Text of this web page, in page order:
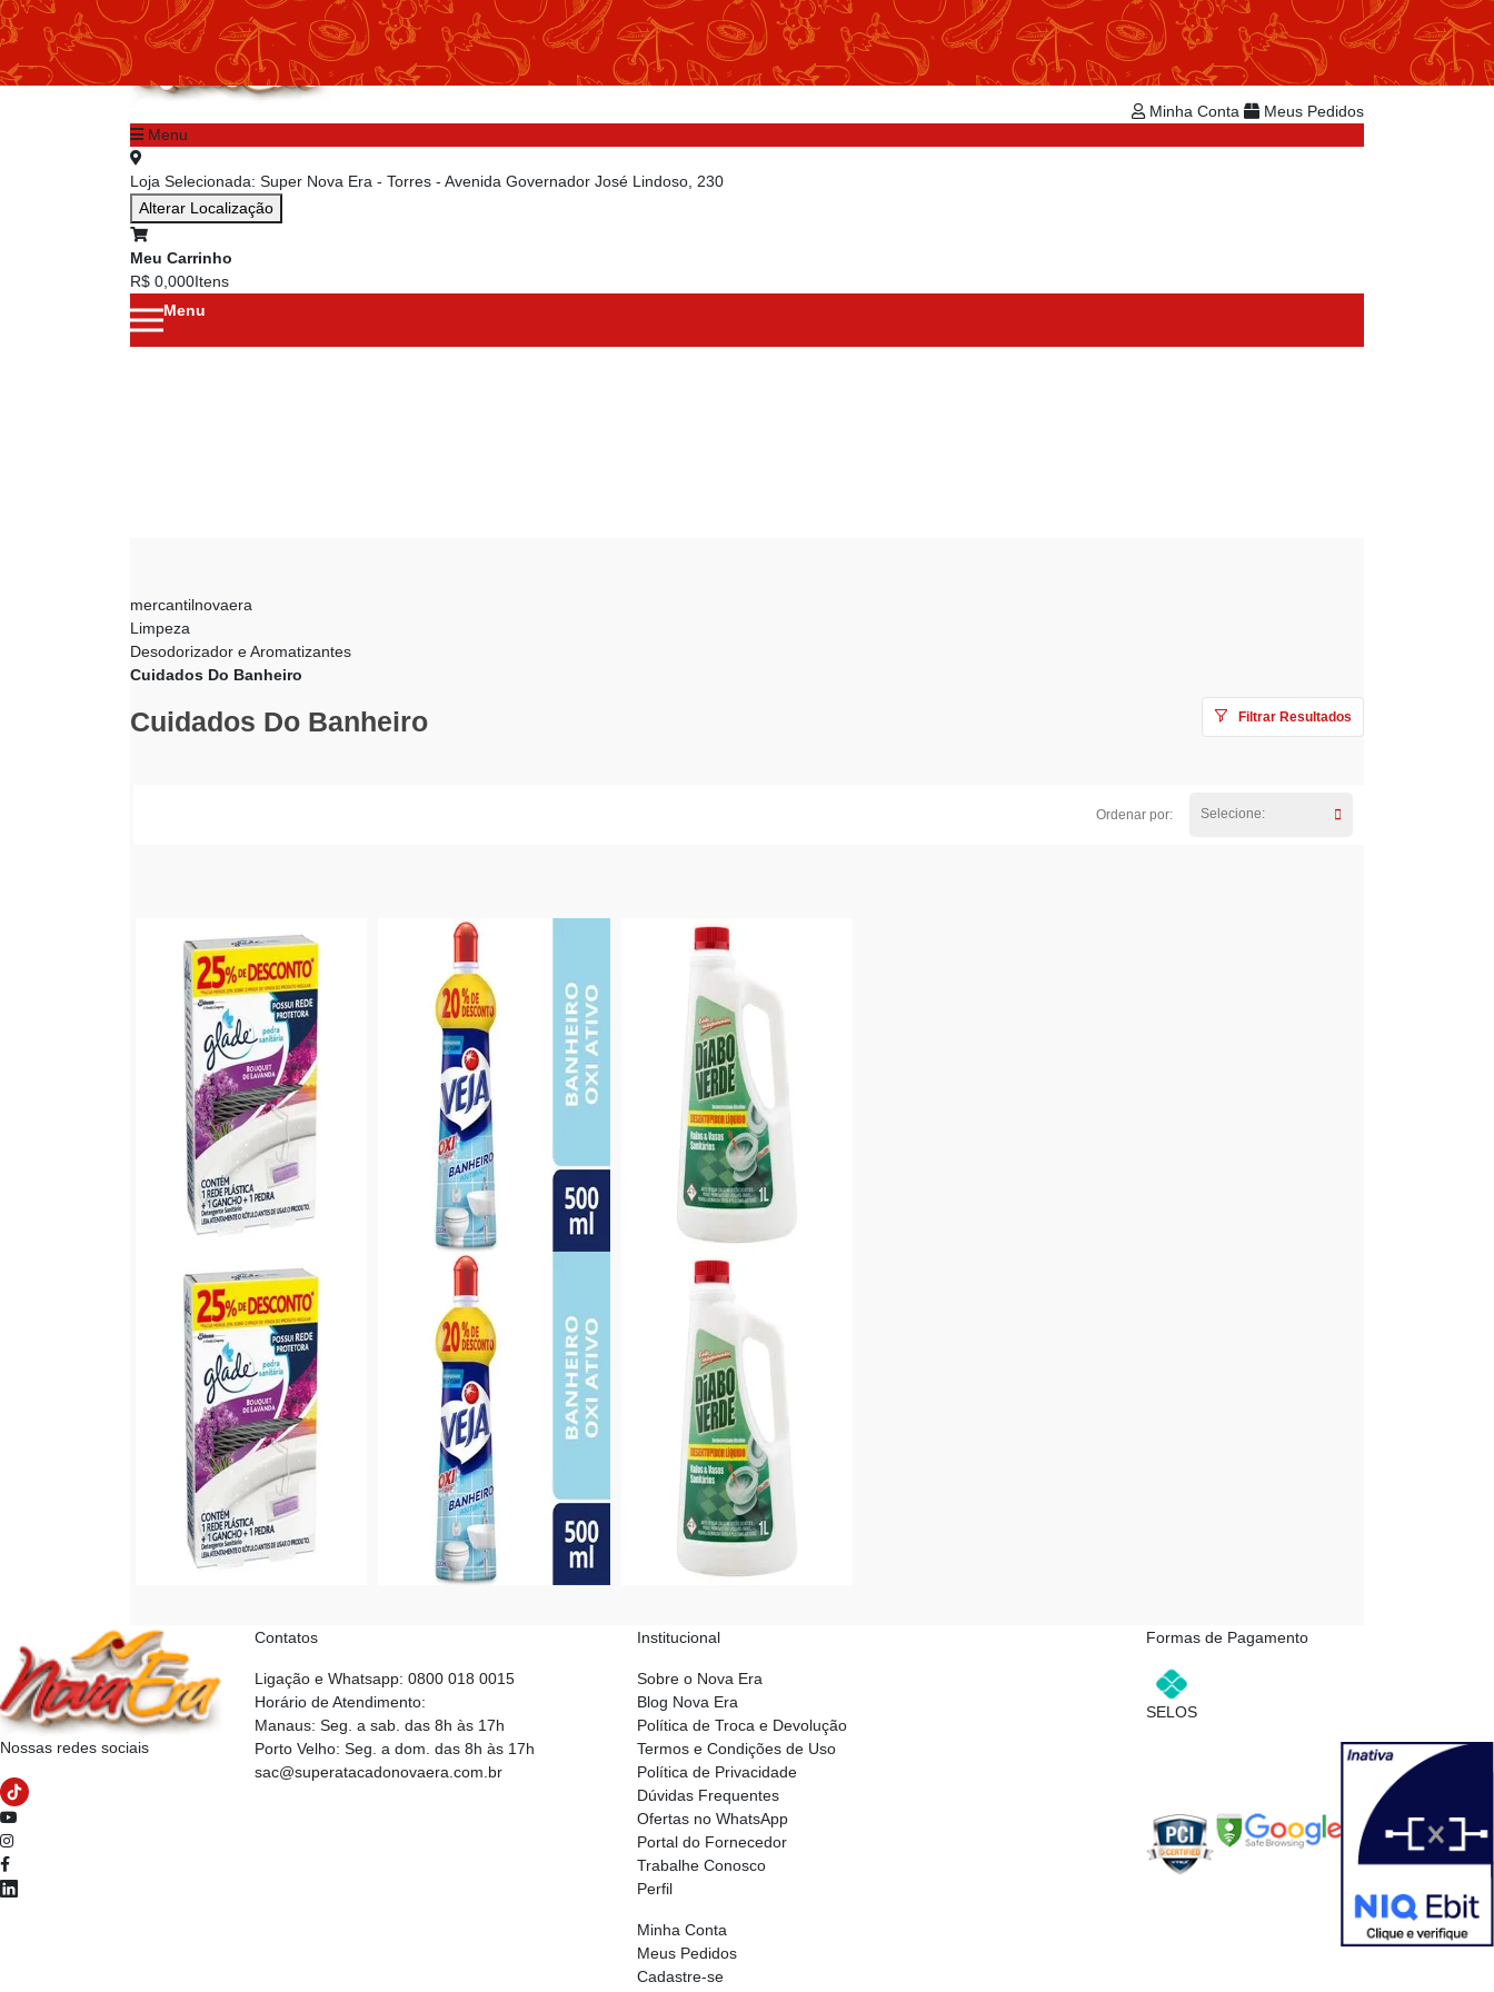
Repetir Pedido
Minha Conta
Bem-vindo!Já é cadastrado?
Minha Conta
Meus Pedidos
Menu
Loja Selecionada: Super Nova Era - Torres - Avenida Governador José Lindoso, 230
Alterar Localização
Meu Carrinho
R$ 0,000Itens
Menu
Menu principal
mercantilnovaera
Limpeza
Desodorizador e Aromatizantes
Cuidados Do Banheiro
Cuidados Do Banheiro Filtrar Resultados
Ordenar por: Selecione:
Nossas redes sociais
Contatos
Ligação e Whatsapp: 0800 018 0015
Horário de Atendimento:
Manaus: Seg. a sab. das 8h às 17h
Porto Velho: Seg. a dom. das 8h às 17h
sac@superatacadonovaera.com.br
Institucional
Sobre o Nova Era
Blog Nova Era
Política de Troca e Devolução
Termos e Condições de Uso
Política de Privacidade
Dúvidas Frequentes
Ofertas no WhatsApp
Portal do Fornecedor
Trabalhe Conosco
Perfil
Minha Conta
Meus Pedidos
Cadastre-se
Formas de Pagamento
SELOS